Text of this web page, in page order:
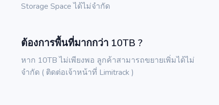
Storage Space ได้ไม่จำกัด
ต้องการพื้นที่มากกว่า 10TB ?
หาก 10TB ไม่เพียงพอ ลูกค้าสามารถขยายเพิ่มได้ไม่
จำกัด ( ติดต่อเจ้าหน้าที่ Limitrack )